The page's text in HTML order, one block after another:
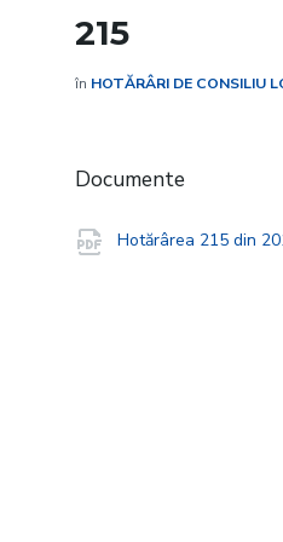
215
în HOTĂRÂRI DE CONSILIU
Documente
Hotărârea 215 din